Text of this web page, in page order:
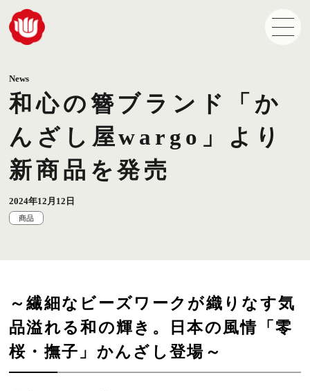
News
和心の簪ブランド「か
んざし屋wargo」より
新商品を発売
2024年12月12日
商品
～繊細なビーズワークが織りなす気
品溢れる和の輝き。日本の風情「零
桜・撫子」かんざし登場～